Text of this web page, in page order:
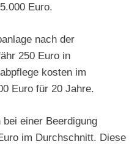
Euro.
nach der
250 Euro in
kosten im
Euro für 20 Jahre.
einer Beerdigung
im Durchschnitt. Diese